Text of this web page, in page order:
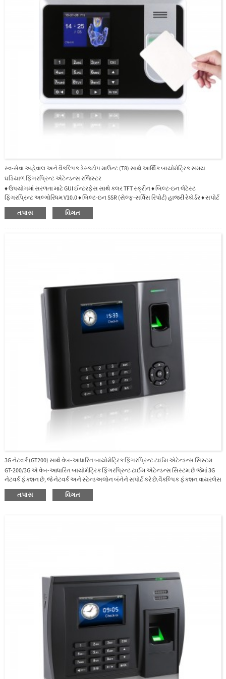
સ્વ-સેવા અહેવાલ અને વૈકલ્પિક ડેસ્કટોપ માઉન્ટ (T8) સાથે આર્થિક બાયોમેટ્રિક સમય
ઘડિયાળ ફિંગરપ્રિન્ટ એટેન્ડન્સ રજિસ્ટર
♦ ઉપયોગમાં સરળતા માટે GUI ઈન્ટરફેસ સાથે કલર TFT સ્ક્રીન ♦ બિલ્ટ-ઇન લેટેસ્ટ
ફિંગરપ્રિન્ટ અલ્ગોરિધમ V10.0 ♦ બિલ્ટ-ઇન SSR (સેલ્ફ-સર્વિસ રિપોર્ટ) હાજરી રેકોર્ડર ♦ સપોર્ટ
ઑફિસ એક્સેલ સૉફ્ટવેર, openoffice.org ♦ બિલ્ટ-ઇન યુએસબી પોર્ટને મંજૂરી આપે છે
મેન્યુઅલ SSR રેકોર્ડર ટ્રાન્સફર ♦ પંચની ઇન અથવા આઉટ સ્થિતિ પસંદ કરવા માટે ફંક્શન્સ
તપાસ વિગત
3G નેટવર્ક (GT200) સાથે વેબ-આધારિત બાયોમેટ્રિક ફિંગરપ્રિન્ટ ટાઈમ એટેન્ડન્સ સિસ્ટમ
GT-200/3G એ વેબ-આધારિત બાયોમેટ્રિક ફિંગરપ્રિન્ટ ટાઈમ એટેન્ડન્સ સિસ્ટમ છે જેમાં 3G
નેટવર્ક ફંક્શન છે, જે નેટવર્ક અને સ્ટેન્ડઅલોન બંનેને સપોર્ટ કરે છે.વૈકલ્પિક ફંક્શન વાયરલેસ
GPRS/Wi-Fi પીસી સાથે સંચાર સરળ બનાવે છે.ઑફલાઇન ડેટા મેનેજમેન્ટ માટે USB ફ્લેશ
ડ્રાઇવ.બિલ્ટ-ઇન બેટરી પાવર ફેલ્યોર માટે લગભગ 3-4 કલાકની કામગીરી પૂરી પાડે છે.અમે
તપાસ વિગત